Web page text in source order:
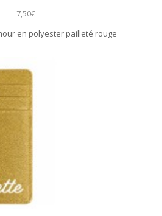
7,50€
en polyester pailleté rouge